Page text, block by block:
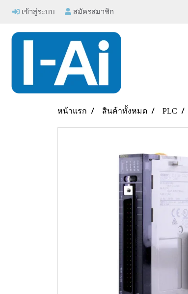
เข้าสู่ระบบ สมัครสมาชิก
หน้าแรก สินค้าทั้งหมด PLC